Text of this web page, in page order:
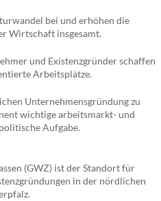
bei und erhöhen die
Wirtschaft insgesamt.
und Existenzgründer schaffen
Arbeitsplätze.
Unternehmensgründung zu
wichtige arbeitsmarkt- und
Aufgabe.
(GWZ) ist der Standort für
in der nördlichen